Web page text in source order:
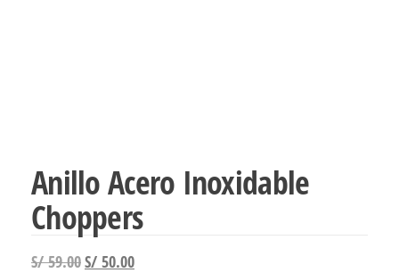
Anillo Acero Inoxidable
Choppers
S/59.00El
S/ 50.00El